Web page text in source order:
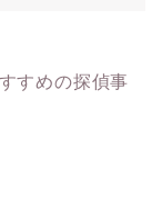
すめの探偵事